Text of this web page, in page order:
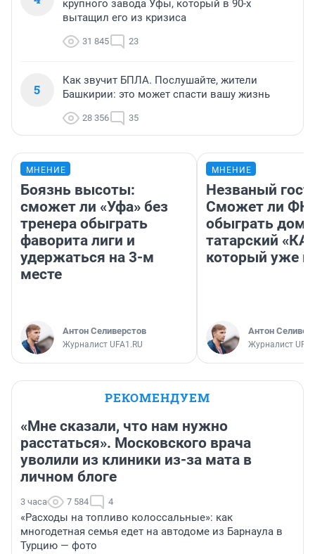
крупного завода Уфы, который в 90-х
вытащил его из кризиса
31 845 23
5
Как звучит БПЛА. Послушайте, жители
Башкирии: это может спасти вашу жизнь
28 356 35
МНЕНИЕ
Боязнь высоты:
сможет ли «Уфа» без
тренера обыграть
фаворита лиги и
удержаться на 3-м
месте
Антон Селиверстов
Журналист UFA1.RU
МНЕНИЕ
Незваный
Сможет ли ФК
обыграть дома
татарский
который уже
Антон
Журналист
РЕКОМЕНДУЕМ
«Мне сказали, что нам нужно
расстаться». Московского врача
уволили из клиники из-за мата в
личном блоге
3 часа 7 584 4
«Расходы на топливо колоссальные»: как
многодетная семья едет на автодоме из Барнаула в
Турцию — фото